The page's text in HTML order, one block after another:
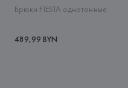
Брюки FIESTA однотонные
489,99 BYN